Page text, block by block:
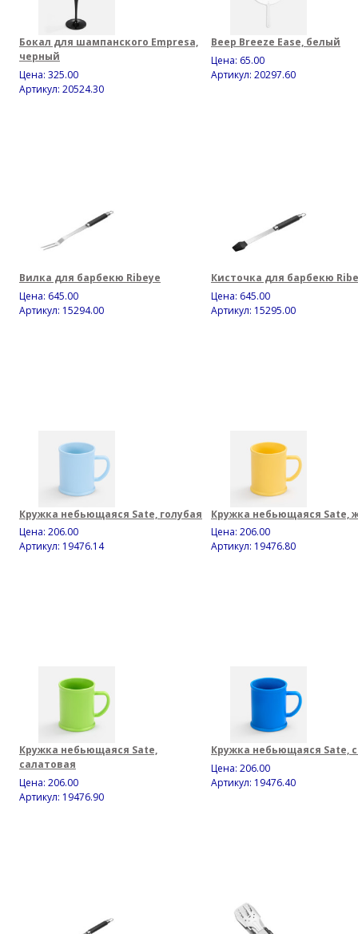
Бокал для шампанского Empresa,
черный
Цена: 325.00
Артикул: 20524.30
Веер Breeze Ease, белый
Цена: 65.00
Артикул: 20297.60
Вилка для барбекю Ribeye
Цена: 645.00
Артикул: 15294.00
Кисточка для барбекю
Цена: 645.00
Артикул: 15295.00
Кружка небьющаяся Sate, голубая
Цена: 206.00
Артикул: 19476.14
Кружка небьющаяся Sate,
Цена: 206.00
Артикул: 19476.80
Кружка небьющаяся Sate,
салатовая
Цена: 206.00
Артикул: 19476.90
Кружка небьющаяся Sate,
Цена: 206.00
Артикул: 19476.40